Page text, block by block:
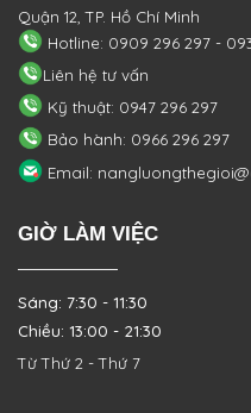
Quận 12, TP. Hồ Chí Minh
Hotline: 0909 296 297 -
Liên hệ tư vấn
Kỹ thuật: 0947 296 297
Bảo hành: 0966 296 297
Email:
GIỜ LÀM VIỆC
Sáng: 7:30 - 11:30
Chiều: 13:00 - 21:30
Từ Thứ 2 - Thứ 7